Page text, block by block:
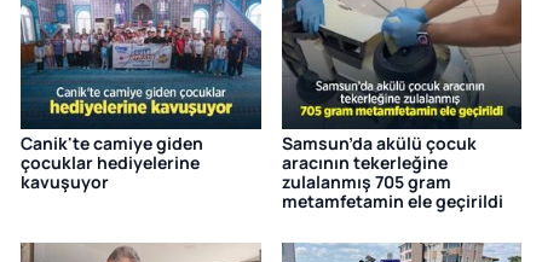
Canik'te camiye giden
çocuklar hediyelerine
kavuşuyor
Samsun’da akülü çocuk
aracının tekerleğine
zulalanmış 705 gram
metamfetamin ele geçirildi